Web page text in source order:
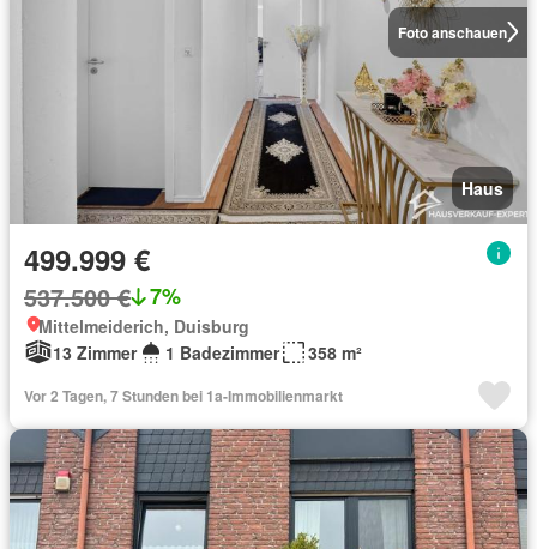
Foto anschauen
Haus
499.999 €
537.500 € 7%
Mittelmeiderich, Duisburg
13 Zimmer
1 Badezimmer 358 m²
Vor 2 Tagen, 7 Stunden bei 1a-Immobilienmarkt